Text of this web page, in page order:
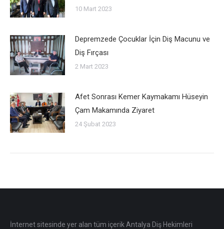
10 Mart 2023
Depremzede Çocuklar İçin Diş Macunu ve
Diş Fırçası
2 Mart 2023
Afet Sonrası Kemer Kaymakamı Hüseyin
Çam Makamında Ziyaret
24 Şubat 2023
İnternet sitesinde yer alan tüm içerik Antalya Diş Hekimleri